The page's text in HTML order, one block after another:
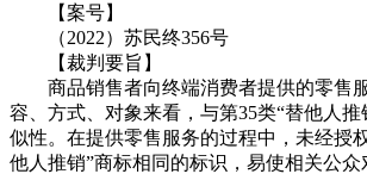
【案号】
（2022）苏民终356号
【裁判要旨】
商品销售者向终端消费者提供的零售
容、方式、对象来看，与第35类“替他人
似性。在提供零售服务的过程中，未经授
他人推销”商标相同的标识，易使相关公